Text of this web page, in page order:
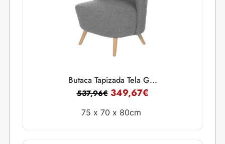
Butaca Tapizada Tela G...
537,96€ 349,67€
75 x 70 x 80cm